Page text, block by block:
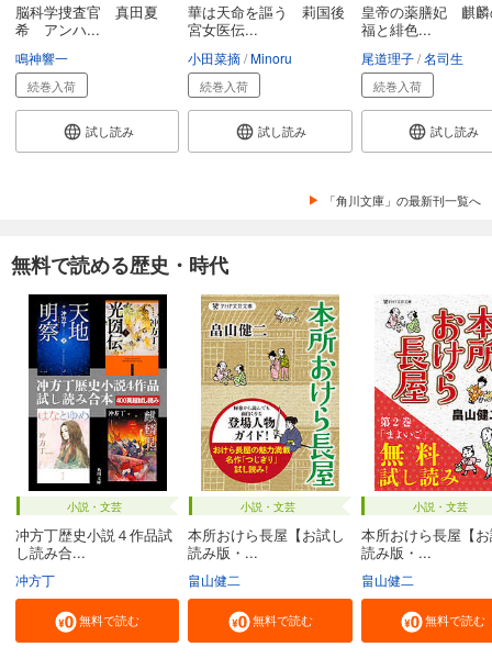
脳科学捜査官 真田夏
希 アンハ...
鳴神響一
続巻入荷
試し読み
華は天命を謳う 莉国後
宮女医伝...
小田菜摘 Minoru
続巻入荷
試し読み
皇帝の薬膳妃 麒麟
福と緋色...
尾道理子 名司生
続巻入荷
試し読み
「角川文庫」の最新刊一覧へ
無料で読める歴史・時代
小説・文芸
冲方丁歴史小説４作品試
し読み合...
冲方丁
無料で読む
小説・文芸
本所おけら長屋【お試し
読み版・...
畠山健二
無料で読む
小説・文芸
本所おけら長屋【
読み版・...
畠山健二
無料で読む